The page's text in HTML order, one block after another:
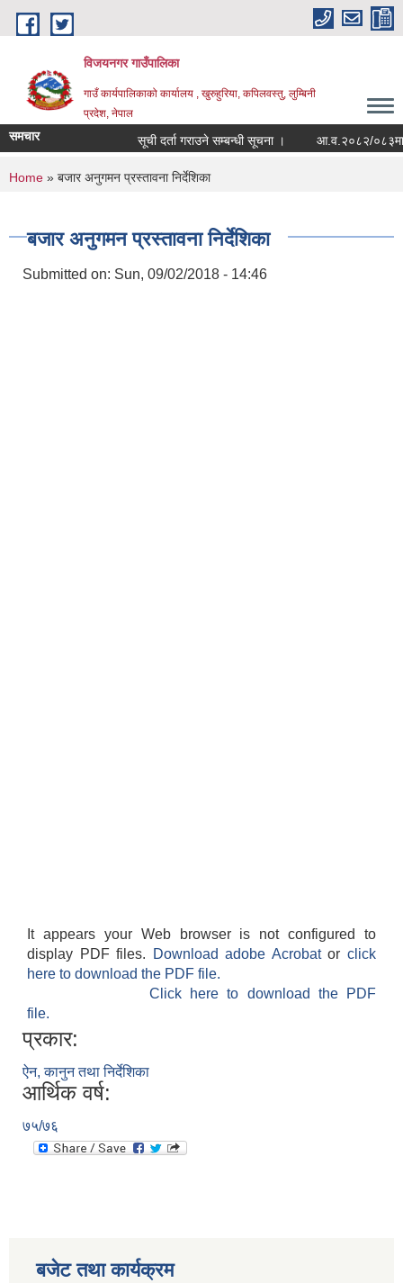
Skip to main content
विजयनगर गाउँपालिका
गाउँ कार्यपालिकाको कार्यालय , खुरुहुरिया, कपिलवस्तु, लुम्बिनी
प्रदेश, नेपाल
समचार सूची दर्ता गराउने सम्बन्धी सूचना । आ.व.२०८२/०८३मा
You are here
Home » बजार अनुगमन प्रस्तावना निर्देशिका
बजार अनुगमन प्रस्तावना निर्देशिका
Submitted on: Sun, 09/02/2018 - 14:46
It appears your Web browser is not configured to
display PDF files.
Download adobe Acrobatorclick
here to download the PDF file.
Click here to download the PDF
file.
प्रकार:
ऐन, कानुन तथा निर्देशिका
आर्थिक वर्ष:
७५/७६
बजेट तथा कार्यक्रम